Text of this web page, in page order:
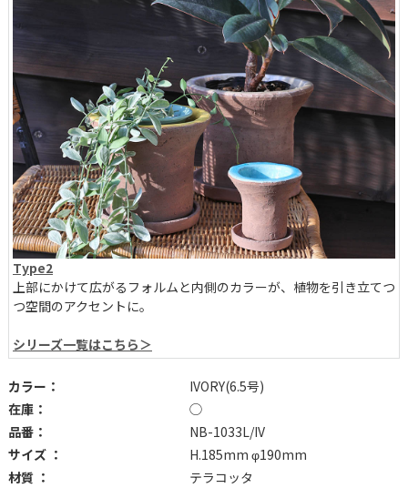
Type2
上部にかけて広がるフォルムと内側のカラーが、植物を引き立てつ
つ空間のアクセントに。
シリーズ一覧はこちら＞
カラー：
IVORY(6.5号)
在庫：
◯
品番：
NB-1033L/IV
サイズ ：
H.185mm φ190mm
材質 ：
テラコッタ